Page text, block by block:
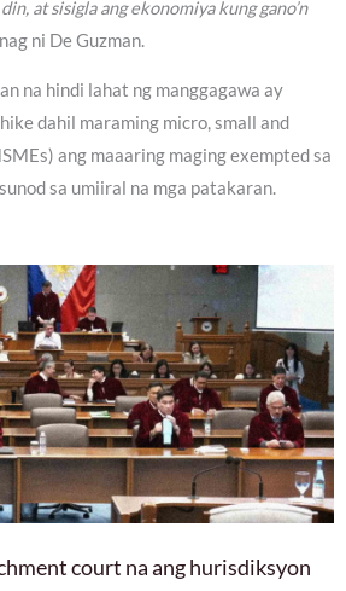
at sisigla ang ekonomiya kung gano’n
ni De Guzman.
na hindi lahat ng manggagawa ay
dahil maraming micro, small and
ang maaaring maging exempted sa
sa umiiral na mga patakaran.
court na ang hurisdiksyon